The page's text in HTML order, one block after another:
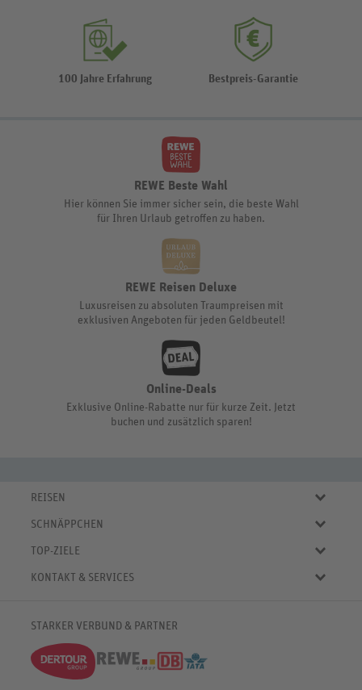
100 Jahre Erfahrung Bestpreis-Garantie
REWE Beste Wahl
Hier können Sie immer sicher sein, die beste Wahl
für Ihren Urlaub getroffen zu haben.
REWE Reisen Deluxe
Luxusreisen zu absoluten Traumpreisen mit
exklusiven Angeboten für jeden Geldbeutel!
Online-Deals
Exklusive Online-Rabatte nur für kurze Zeit. Jetzt
buchen und zusätzlich sparen!
REISEN
Eigene Anreise
Städtereisen
Kreuzfahrten
SCHNÄPPCHEN
Online-Deals
Reisemagazin
% Satte Rabatte
TOP-ZIELE
✈ Urlaub in Spanien
✈Urlaub in Griechenland
✈Urlaub in der Karibik
KONTAKT & SERVICES
Kontaktformular
♥ Merkliste
Newsletter
Push-Benachrichtigungen
STARKER VERBUND & PARTNER